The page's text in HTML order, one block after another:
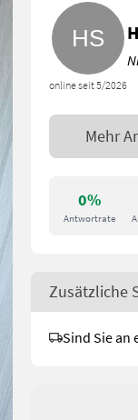
0%
Antwortrate
online seit 5/2026
Mehr
Zusätzliche
Sind Sie an